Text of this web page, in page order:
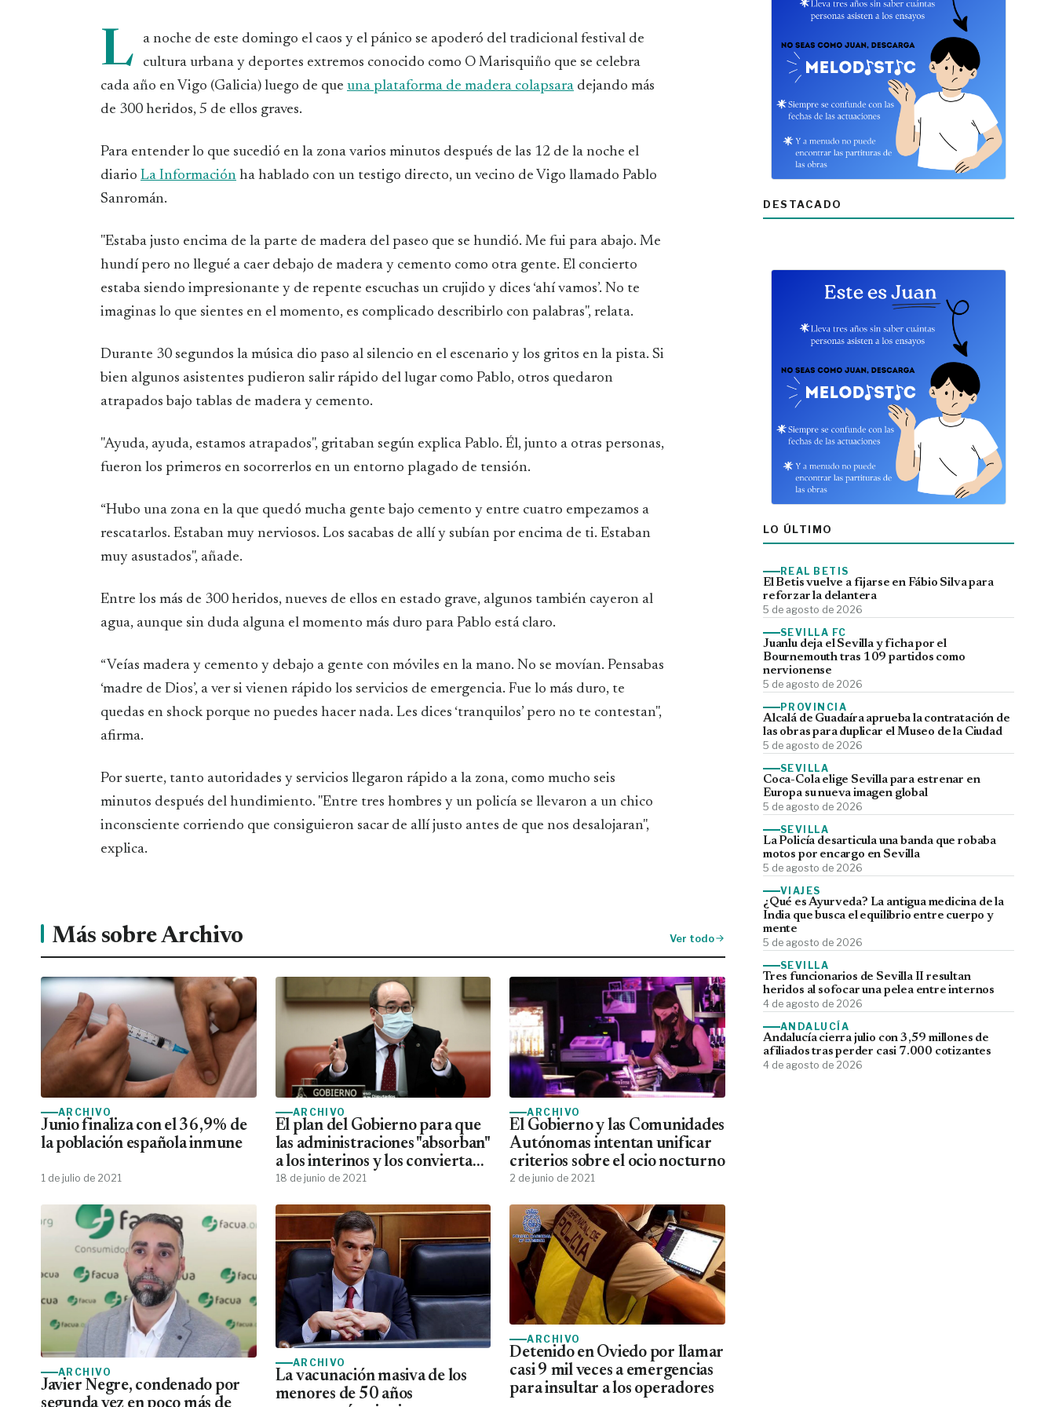
L
a noche de este domingo el caos y el pánico se apoderó del tradicional festival de
cultura urbana y deportes extremos conocido como O Marisquiño que se celebra
cada año en Vigo (Galicia) luego de que una plataforma de madera colapsara dejando más
de 300 heridos, 5 de ellos graves.
Para entender lo que sucedió en la zona varios minutos después de las 12 de la noche el
diario La Información ha hablado con un testigo directo, un vecino de Vigo llamado Pablo
Sanromán.
"Estaba justo encima de la parte de madera del paseo que se hundió. Me fui para abajo. Me
hundí pero no llegué a caer debajo de madera y cemento como otra gente. El concierto
estaba siendo impresionante y de repente escuchas un crujido y dices ‘ahí vamos’. No te
imaginas lo que sientes en el momento, es complicado describirlo con palabras", relata.
Durante 30 segundos la música dio paso al silencio en el escenario y los gritos en la pista. Si
bien algunos asistentes pudieron salir rápido del lugar como Pablo, otros quedaron
atrapados bajo tablas de madera y cemento.
"Ayuda, ayuda, estamos atrapados", gritaban según explica Pablo. Él, junto a otras personas,
fueron los primeros en socorrerlos en un entorno plagado de tensión.
“Hubo una zona en la que quedó mucha gente bajo cemento y entre cuatro empezamos a
rescatarlos. Estaban muy nerviosos. Los sacabas de allí y subían por encima de ti. Estaban
muy asustados", añade.
Entre los más de 300 heridos, nueves de ellos en estado grave, algunos también cayeron al
agua, aunque sin duda alguna el momento más duro para Pablo está claro.
“Veías madera y cemento y debajo a gente con móviles en la mano. No se movían. Pensabas
‘madre de Dios’, a ver si vienen rápido los servicios de emergencia. Fue lo más duro, te
quedas en shock porque no puedes hacer nada. Les dices ‘tranquilos’ pero no te contestan",
afirma.
Por suerte, tanto autoridades y servicios llegaron rápido a la zona, como mucho seis
minutos después del hundimiento. "Entre tres hombres y un policía se llevaron a un chico
inconsciente corriendo que consiguieron sacar de allí justo antes de que nos desalojaran",
explica.
Más sobre Archivo Ver todo
ARCHIVO
Junio finaliza con el 36,9% de
la población española inmune
1 de julio de 2021
ARCHIVO
El plan del Gobierno para que
las administraciones "absorban"
a los interinos y los conviertan
en fijos
18 de junio de 2021
ARCHIVO
El Gobierno y las Comunidades
Autónomas intentan unificar
criterios sobre el ocio nocturno
2 de junio de 2021
ARCHIVO
Javier Negre, condenado por
ARCHIVO
La vacunación masiva de los
menores de 50 años
ARCHIVO
Detenido en Oviedo por llamar
casi 9 mil veces a emergencias
para insultar a los operadores
DESTACADO
LO ÚLTIMO
REAL BETIS
El Betis vuelve a fijarse en Fábio Silva para
reforzar la delantera
5 de agosto de 2026
SEVILLA FC
Juanlu deja el Sevilla y ficha por el
Bournemouth tras 109 partidos como
nervionense
5 de agosto de 2026
PROVINCIA
Alcalá de Guadaíra aprueba la contratación de
las obras para duplicar el Museo de la Ciudad
5 de agosto de 2026
SEVILLA
Coca-Cola elige Sevilla para estrenar en
Europa su nueva imagen global
5 de agosto de 2026
SEVILLA
La Policía desarticula una banda que robaba
motos por encargo en Sevilla
5 de agosto de 2026
VIAJES
¿Qué es Ayurveda? La antigua medicina de la
India que busca el equilibrio entre cuerpo y
mente
5 de agosto de 2026
SEVILLA
Tres funcionarios de Sevilla II resultan
heridos al sofocar una pelea entre internos
4 de agosto de 2026
ANDALUCÍA
Andalucía cierra julio con 3,59 millones de
afiliados tras perder casi 7.000 cotizantes
4 de agosto de 2026